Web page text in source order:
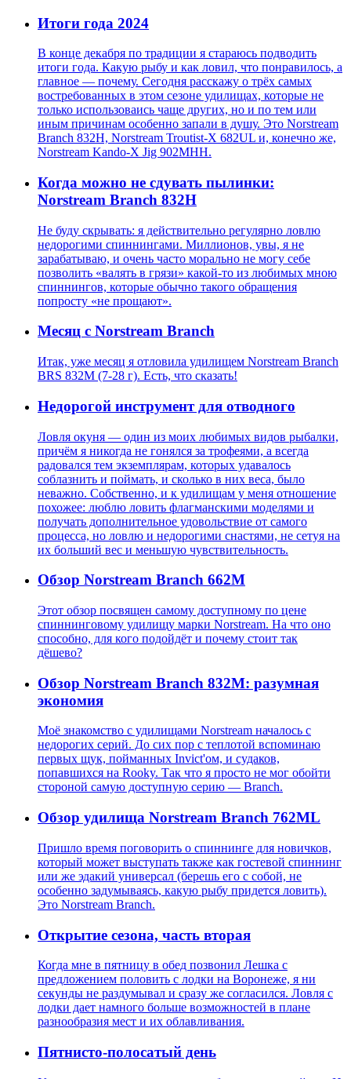
Итоги года 2024
В конце декабря по традиции я стараюсь подводить
итоги года. Какую рыбу и как ловил, что понравилось, а
главное — почему. Сегодня расскажу о трёх самых
востребованных в этом сезоне удилищах, которые не
только использоваись чаще других, но и по тем или
иным причинам особенно запали в душу. Это Norstream
Branch 832H, Norstream Troutist-X 682UL и, конечно же,
Norstream Kando-X Jig 902MHH.
Когда можно не сдувать пылинки:
Norstream Branch 832H
Не буду скрывать: я действительно регулярно ловлю
недорогими спиннингами. Миллионов, увы, я не
зарабатываю, и очень часто морально не могу себе
позволить «валять в грязи» какой-то из любимых мною
спиннингов, которые обычно такого обращения
попросту «не прощают».
Месяц с Norstream Branch
Итак, уже месяц я отловила удилищем Norstream Branch
BRS 832M (7-28 г). Есть, что сказать!
Недорогой инструмент для отводного
Ловля окуня — один из моих любимых видов рыбалки,
причём я никогда не гонялся за трофеями, а всегда
радовался тем экземплярам, которых удавалось
соблазнить и поймать, и сколько в них веса, было
неважно. Собственно, и к удилищам у меня отношение
похожее: люблю ловить флагманскими моделями и
получать дополнительное удовольствие от самого
процесса, но ловлю и недорогими снастями, не сетуя на
их больший вес и меньшую чувствительность.
Обзор Norstream Branch 662M
Этот обзор посвящен самому доступному по цене
спиннинговому удилищу марки Norstream. На что оно
способно, для кого подойдёт и почему стоит так
дёшево?
Обзор Norstream Branch 832M: разумная
экономия
Моё знакомство с удилищами Norstream началось с
недорогих серий. До сих пор с теплотой вспоминаю
первых щук, пойманных Invict'ом, и судаков,
попавшихся на Rooky. Так что я просто не мог обойти
стороной самую доступную серию — Branch.
Обзор удилища Norstream Branch 762ML
Пришло время поговорить о спиннинге для новичков,
который может выступать также как гостевой спиннинг
или же эдакий универсал (берешь его с собой, не
особенно задумываясь, какую рыбу придется ловить).
Это Norstream Branch.
Открытие сезона, часть вторая
Когда мне в пятницу в обед позвонил Лешка с
предложением половить с лодки на Воронеже, я ни
секунды не раздумывал и сразу же согласился. Ловля с
лодки дает намного больше возможностей в плане
разнообразия мест и их облавливания.
Пятнисто-полосатый день